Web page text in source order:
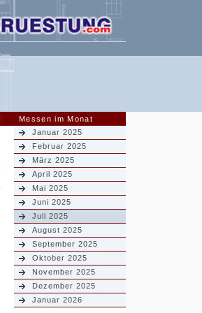
Messen im Monat
Januar 2025
Februar 2025
März 2025
April 2025
Mai 2025
Juni 2025
Juli 2025
August 2025
September 2025
Oktober 2025
November 2025
Dezember 2025
Januar 2026